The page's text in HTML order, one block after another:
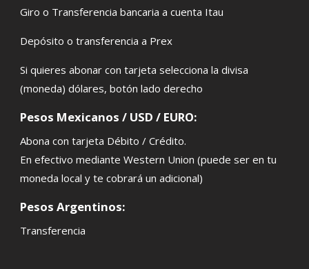
Giro o Transferencia bancaria a cuenta Itau
Depósito o transferencia a Prex
Si quieres abonar con tarjeta selecciona la divisa
(moneda) dólares, botón lado derecho
Pesos Mexicanos / USD / EURO:
Abona con tarjeta Débito / Crédito.
En efectivo mediante Western Union (puede ser en tu
moneda local y te cobrará un adicional)
Pesos Argentinos:
Transferencia